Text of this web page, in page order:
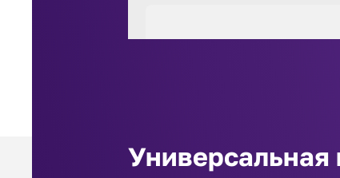
Универсальная